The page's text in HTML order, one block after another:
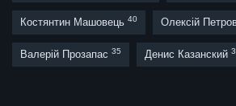
Костянтин Машовець 40 Олексій
Валерій Прозапас 35 Денис Казанский